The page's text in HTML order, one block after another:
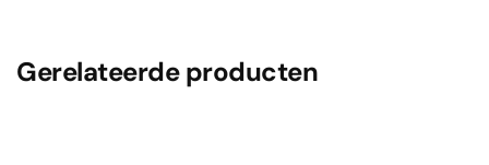
Gerelateerde producten